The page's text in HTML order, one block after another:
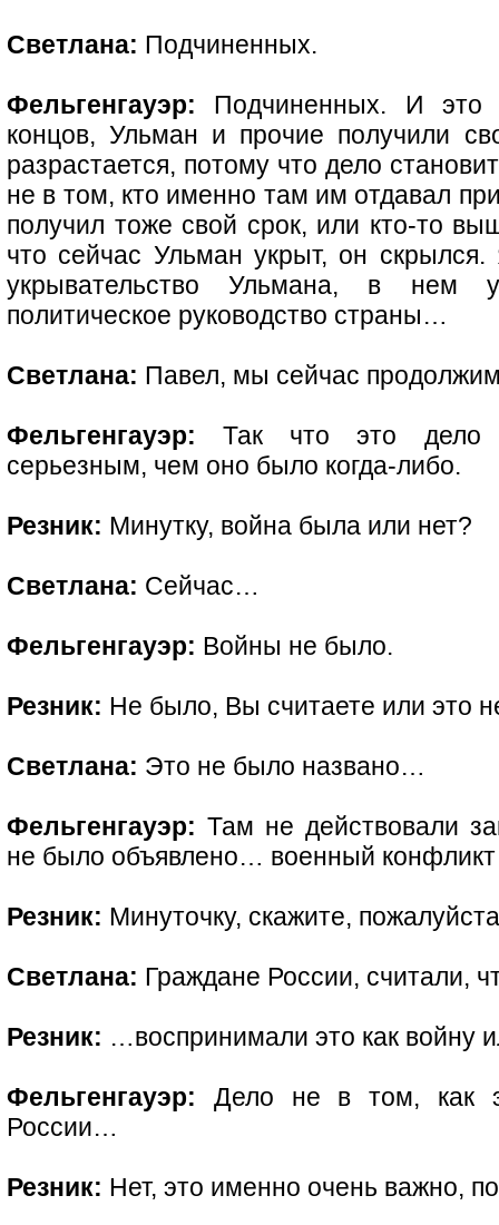
Светлана: Подчиненных.
Фельгенгауэр: Подчиненных. И это
концов, Ульман и прочие получили
разрастается, потому что дело
не в том, кто именно там им отдавал
получил тоже свой срок, или кто-то
что сейчас Ульман укрыт, он
укрывательство Ульмана, в нем
политическое руководство страны…
Светлана: Павел, мы сейчас
Фельгенгауэр: Так что это дело
серьезным, чем оно было когда-либо.
Резник: Минутку, война была или нет?
Светлана: Сейчас…
Фельгенгауэр: Войны не было.
Резник: Не было, Вы считаете или это
Светлана: Это не было названо…
Фельгенгауэр: Там не действовали
не было объявлено… военный
Резник: Минуточку, скажите,
Светлана: Граждане России, считали,
Резник: …воспринимали это как войну
Фельгенгауэр: Дело не в том, как
России…
Резник: Нет, это именно очень важно,